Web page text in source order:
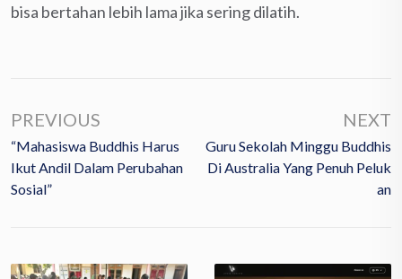
bisa bertahan lebih lama jika sering dilatih.
PREVIOUS
“Mahasiswa Buddhis Harus
Ikut Andil Dalam Perubahan
Sosial”
NEXT
Guru Sekolah Minggu Buddhis
Di Australia Yang Penuh Peluk
An